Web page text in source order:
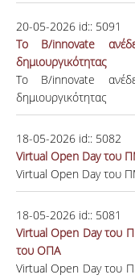
20-05-2026 id:: 5091
Το B/innovate
δημιουργικότητας
Το B/innovate
δημιουργικότητας
18-05-2026 id:: 5082
Virtual Open Day του
Virtual Open Day του
18-05-2026 id:: 5081
Virtual Open Day του
του ΟΠΑ
Virtual Open Day του